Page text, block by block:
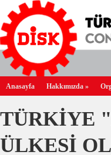
Anasayfa Hakkımızda »
TÜRKİYE
ÜLKESİ